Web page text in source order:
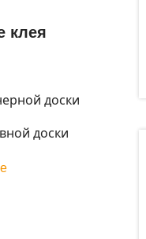
клея
доски
доски